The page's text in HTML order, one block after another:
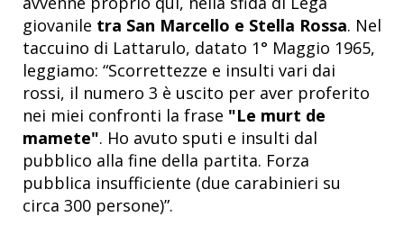
giovanile tra San Marcello e Stella Rossa. Nel
taccuino di Lattarulo, datato 1° Maggio 1965,
leggiamo: “Scorrettezze e insulti vari dai
rossi, il numero 3 è uscito per aver proferito
nei miei confronti la frase "Le murt de
mamete". Ho avuto sputi e insulti dal
pubblico alla fine della partita. Forza
pubblica insufficiente (due carabinieri su
circa 300 persone)”.